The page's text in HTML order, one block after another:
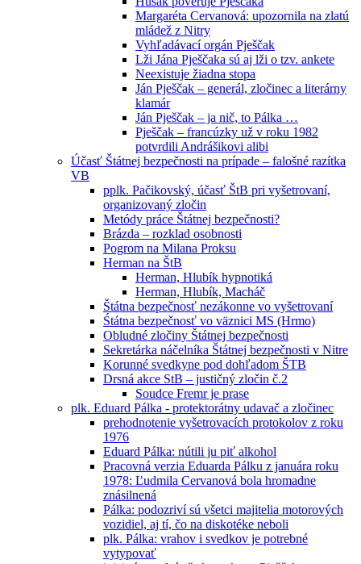
Margaréta Cervanová: upozornila na zlatú
mládež z Nitry
Vyhľadávací orgán Pješčak
Lži Jána Pješčaka sú aj lži o tzv. ankete
Neexistuje žiadna stopa
Ján Pješčak – generál, zločinec a literárny
klamár
Ján Pješčak – ja nič, to Pálka …
Pješčak – francúzky už v roku 1982
potvrdili Andrášikovi alibi
Účasť Štátnej bezpečnosti na prípade – falošné razítka
VB
pplk. Pačikovský, účasť ŠtB pri vyšetrovaní,
organizovaný zločin
Metódy práce Štátnej bezpečnosti?
Brázda – rozklad osobnosti
Pogrom na Milana Proksu
Herman na ŠtB
Herman, Hlubík hypnotiká
Herman, Hlubík, Macháč
Štátna bezpečnosť nezákonne vo vyšetrovaní
Śtátna bezpečnosť vo väznici MS (Hrmo)
Obludné zločiny Štátnej bezpečnosti
Sekretárka náčelníka Štátnej bezpečnosti v Nitre
Korunné svedkyne pod dohľadom ŠTB
Drsná akce StB – justičný zločin č.2
Soudce Fremr je prase
plk. Eduard Pálka - protektorátny udavač a zločinec
prehodnotenie vyšetrovacích protokolov z roku
1976
Eduard Pálka: nútili ju piť alkohol
Pracovná verzia Eduarda Pálku z januára roku
1978: Ľudmila Cervanová bola hromadne
znásilnená
Pálka: podozriví sú všetci majitelia motorových
vozidiel, aj tí, čo na diskotéke neboli
plk. Pálka: vrahov i svedkov je potrebné
vytypovať